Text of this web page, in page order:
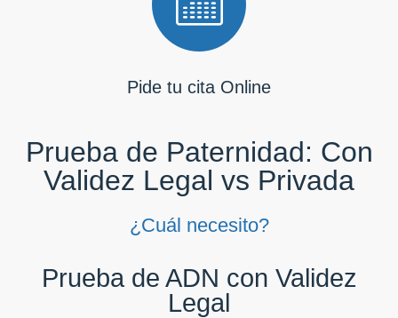
Pide tu cita Online
Prueba de Paternidad: Con
Validez Legal vs Privada
¿Cuál necesito?
Prueba de ADN con Validez
Legal